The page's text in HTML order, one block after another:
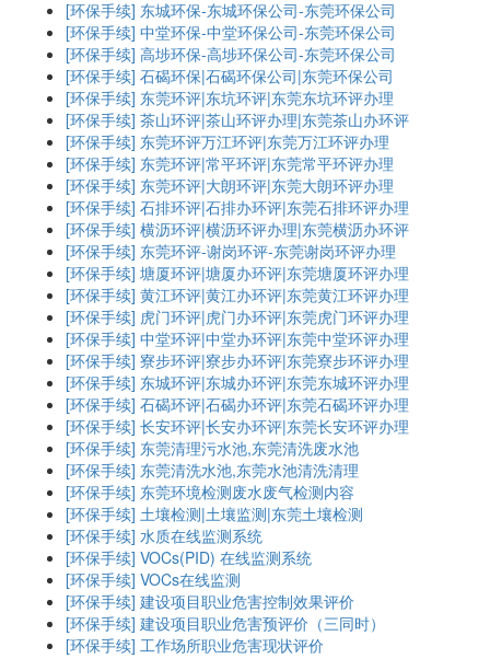
[环保手续] 东城环保-东城环保公司-东莞环保公司
[环保手续] 中堂环保-中堂环保公司-东莞环保公司
[环保手续] 高埗环保-高埗环保公司-东莞环保公司
[环保手续] 石碣环保|石碣环保公司|东莞环保公司
[环保手续] 东莞环评|东坑环评|东莞东坑环评办理
[环保手续] 茶山环评|茶山环评办理|东莞茶山办环评
[环保手续] 东莞环评万江环评|东莞万江环评办理
[环保手续] 东莞环评|常平环评|东莞常平环评办理
[环保手续] 东莞环评|大朗环评|东莞大朗环评办理
[环保手续] 石排环评|石排办环评|东莞石排环评办理
[环保手续] 横沥环评|横沥环评办理|东莞横沥办环评
[环保手续] 东莞环评-谢岗环评-东莞谢岗环评办理
[环保手续] 塘厦环评|塘厦办环评|东莞塘厦环评办理
[环保手续] 黄江环评|黄江办环评|东莞黄江环评办理
[环保手续] 虎门环评|虎门办环评|东莞虎门环评办理
[环保手续] 中堂环评|中堂办环评|东莞中堂环评办理
[环保手续] 寮步环评|寮步办环评|东莞寮步环评办理
[环保手续] 东城环评|东城办环评|东莞东城环评办理
[环保手续] 石碣环评|石碣办环评|东莞石碣环评办理
[环保手续] 长安环评|长安办环评|东莞长安环评办理
[环保手续] 东莞清理污水池,东莞清洗废水池
[环保手续] 东莞清洗水池,东莞水池清洗清理
[环保手续] 东莞环境检测废水废气检测内容
[环保手续] 土壤检测|土壤监测|东莞土壤检测
[环保手续] 水质在线监测系统
[环保手续] VOCs(PID) 在线监测系统
[环保手续] VOCs在线监测
[环保手续] 建设项目职业危害控制效果评价
[环保手续] 建设项目职业危害预评价（三同时）
[环保手续] 工作场所职业危害现状评价